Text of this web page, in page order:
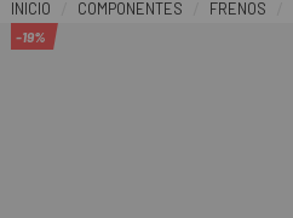
INICIO COMPONENTES FRENOS
-19%